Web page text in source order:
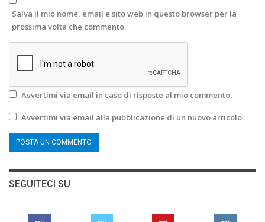
Salva il mio nome, email e sito web in questo browser per la
prossima volta che commento.
Avvertimi via email in caso di risposte al mio commento.
Avvertimi via email alla pubblicazione di un nuovo articolo.
SEGUITECI SU